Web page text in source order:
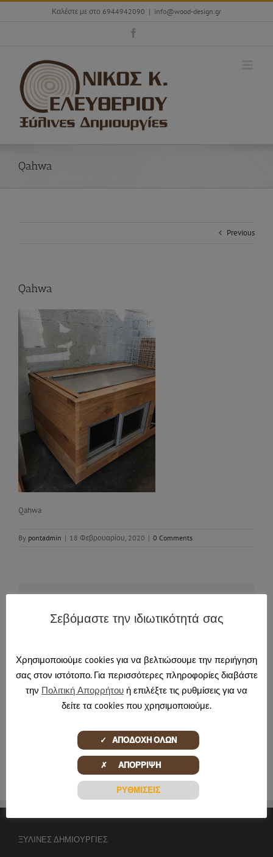
Skip
Καλέστε με στο 6944942090 | info@wood-design.gr
Qahwa
Previous
Qahwa
Qahwa
By pontadmin | 18 Φεβρουαρίου, 2020 | 0 Comments
Facebook
X RedditLinkedInTumblrPinterest
Email
About the Author:pontadmin
ΞΎΛΙΝΕΣ ΔΗΜΙΟΥΡΓΊΕΣ
Σεβόμαστε την ιδιωτικότητά σας
Χρησιμοποιούμε cookies για να βελτιώσουμε την περιήγηση
σας στον ιστότοπο. Για περισσότερες πληροφορίες διαβάστε
την Πολιτική Απορρήτου ή επιλέξτε τις ρυθμίσεις για να
δείτε τα cookies που χρησιμοποιούμε.
ΡΥΘΜΙΣΕΙΣ
✓ ΑΠΟΔΟΧΗ ΟΛΩΝ
✗ ΑΠΟΡΡΙΨΗ